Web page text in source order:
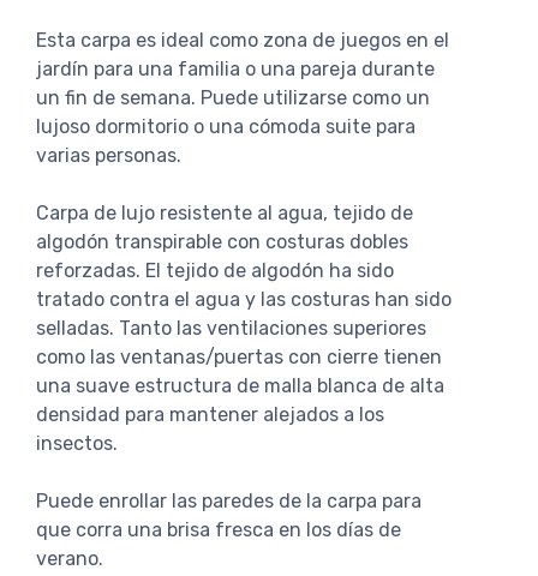
Esta carpa es ideal como zona de juegos en el
jardín para una familia o una pareja durante
un fin de semana. Puede utilizarse como un
lujoso dormitorio o una cómoda suite para
varias personas.
Carpa de lujo resistente al agua, tejido de
algodón transpirable con costuras dobles
reforzadas. El tejido de algodón ha sido
tratado contra el agua y las costuras han sido
selladas. Tanto las ventilaciones superiores
como las ventanas/puertas con cierre tienen
una suave estructura de malla blanca de alta
densidad para mantener alejados a los
insectos.
Puede enrollar las paredes de la carpa para
que corra una brisa fresca en los días de
verano.